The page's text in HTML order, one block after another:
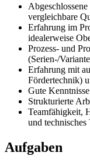
vergleichbare
Erfahrung im
idealerweise
Prozess- und
(Serien-/
Erfahrung mit
Fördertechnik)
Gute
Strukturierte
Teamfähigkeit,
und technisches
Aufgaben